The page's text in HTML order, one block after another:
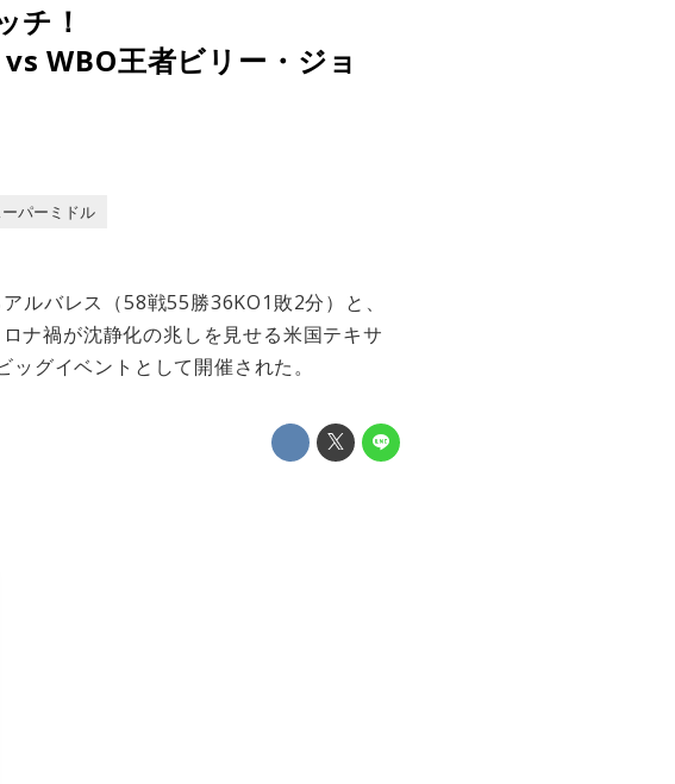
チ！
WBO王者ビリー・ジョ
パーミドル
ルバレス（58戦55勝36KO1敗2分）と、
ナ禍が沈静化の兆しを見せる米国テキサ
グイベントとして開催された。